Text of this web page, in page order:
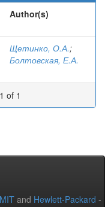
Author(s)
Щетинко, О.А.;
Болтовская, Е.А.
of 1
MIT and Hewlett-Packard -